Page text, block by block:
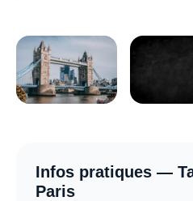
Infos pratiques —
Paris